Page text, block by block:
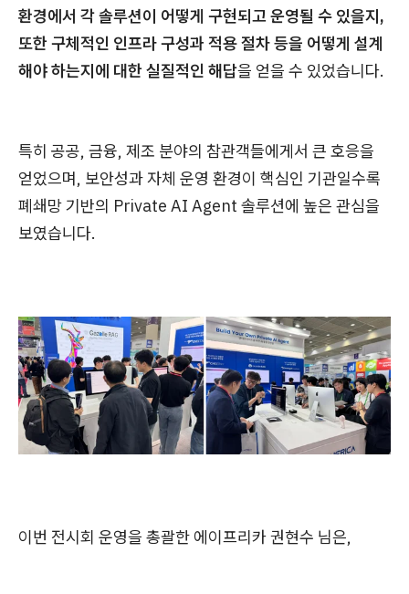
환경에서 각 솔루션이 어떻게 구현되고 운영될 수 있을지,
또한 구체적인 인프라 구성과 적용 절차 등을 어떻게 설계
해야 하는지에 대한 실질적인 해답을 얻을 수 있었습니다.
특히 공공, 금융, 제조 분야의 참관객들에게서 큰 호응을
얻었으며, 보안성과 자체 운영 환경이 핵심인 기관일수록
폐쇄망 기반의 Private AI Agent 솔루션에 높은 관심을
보였습니다.
이번 전시회 운영을 총괄한 에이프리카 권현수 님은,